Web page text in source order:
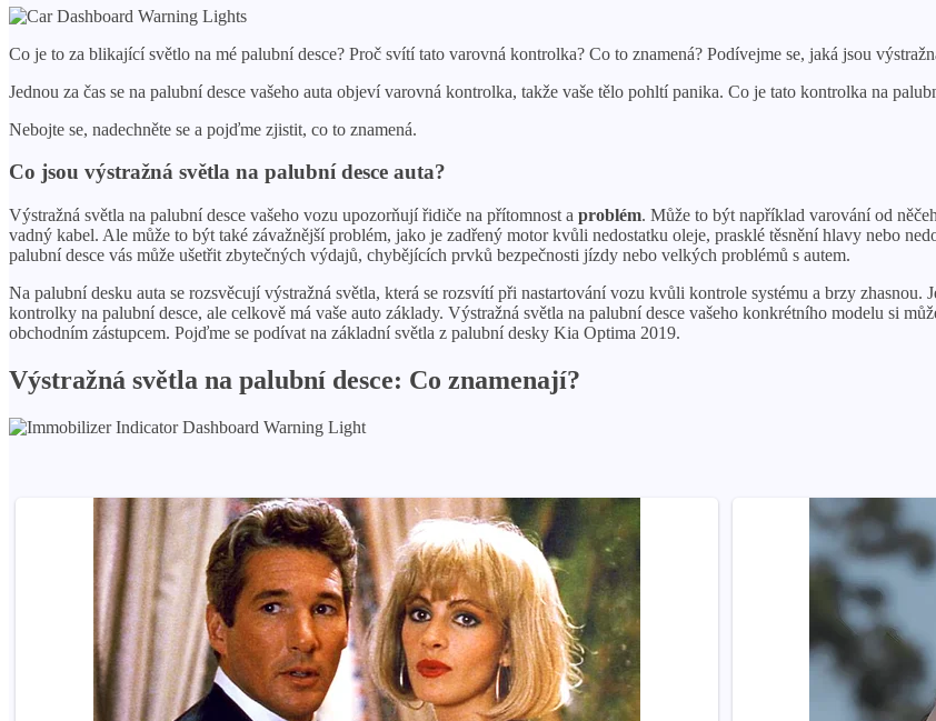
Co je to za blikající světlo na mé palubní desce? Proč svítí tato varovná kontrolka? Co to znamená? Podívejme se, jaká jsou
Jednou za čas se na palubní desce vašeho auta objeví varovná kontrolka, takže vaše tělo pohltí panika. Co je tato kontrolka na
Nebojte se, nadechněte se a pojďme zjistit, co to znamená.
Co jsou výstražná světla na palubní desce auta?
Výstražná světla na palubní desce vašeho vozu upozorňují řidiče na přítomnost a problém. Může to být například varování od
vadný kabel. Ale může to být také závažnější problém, jako je zadřený motor kvůli nedostatku oleje, prasklé těsnění hlavy nebo
palubní desce vás může ušetřit zbytečných výdajů, chybějících prvků bezpečnosti jízdy nebo velkých problémů s autem.
Na palubní desku auta se rozsvěcují výstražná světla, která se rozsvítí při nastartování vozu kvůli kontrole systému a brzy zhasnou.
kontrolky na palubní desce, ale celkově má ​​vaše auto základy. Výstražná světla na palubní desce vašeho konkrétního modelu si
obchodním zástupcem. Pojďme se podívat na základní světla z palubní desky Kia Optima 2019.
Výstražná světla na palubní desce: Co znamenají?